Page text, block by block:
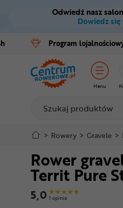
Menu
Informacje o
Do koszyka
Szczegółowe
Stopka
Mapa strony
Odwiedź nasz
Dowiedz się
Program
Menu
Rowery
E-bike
Części
Akcesoria
Odzież
Kaski
Buty
> Rowery > Gravele >
Rower
Territ Pure
5,0 1 opinia